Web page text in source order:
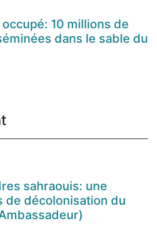
10 millions de
dans le sable du
sahraouis: une
de décolonisation du